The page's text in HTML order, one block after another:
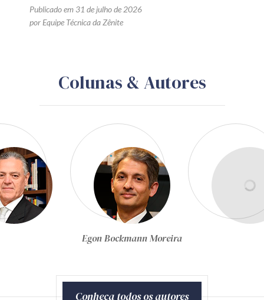
Publicado em 31 de julho de 2026
por Equipe Técnica da Zênite
Colunas & Autores
Equipe Técnica da Zênite
Conheça todos os autores